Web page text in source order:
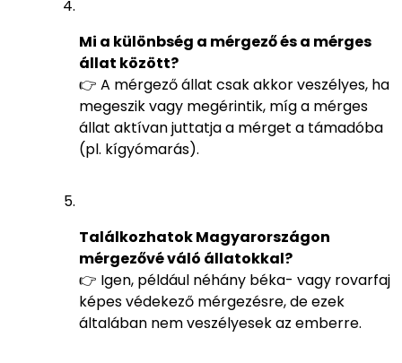
Mi a különbség a mérgező és a mérges
állat között?
👉 A mérgező állat csak akkor veszélyes, ha
megeszik vagy megérintik, míg a mérges
állat aktívan juttatja a mérget a támadóba
(pl. kígyómarás).
Találkozhatok Magyarországon
mérgezővé váló állatokkal?
👉 Igen, például néhány béka- vagy rovarfaj
képes védekező mérgezésre, de ezek
általában nem veszélyesek az emberre.